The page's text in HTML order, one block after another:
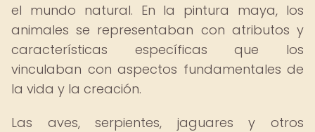
el mundo natural. En la pintura maya, los
animales se representaban con atributos y
características específicas que los
vinculaban con aspectos fundamentales de
la vida y la creación.
Las aves, serpientes, jaguares y otros